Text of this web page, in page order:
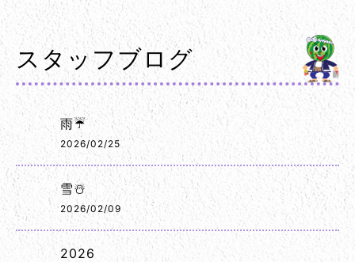
スタッフブログ
雨☔
2026/02/25
雪☃️
2026/02/09
2026